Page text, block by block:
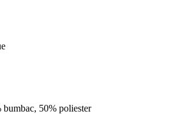
50% poliester